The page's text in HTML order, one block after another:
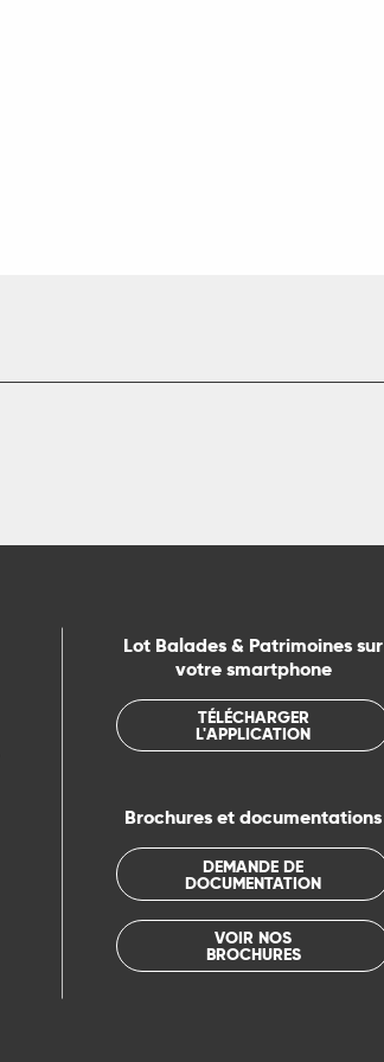
Lot Balades & Patrimoines sur
votre smartphone
TÉLÉCHARGER
L'APPLICATION
Brochures et documentations
DEMANDE DE
DOCUMENTATION
VOIR NOS
BROCHURES